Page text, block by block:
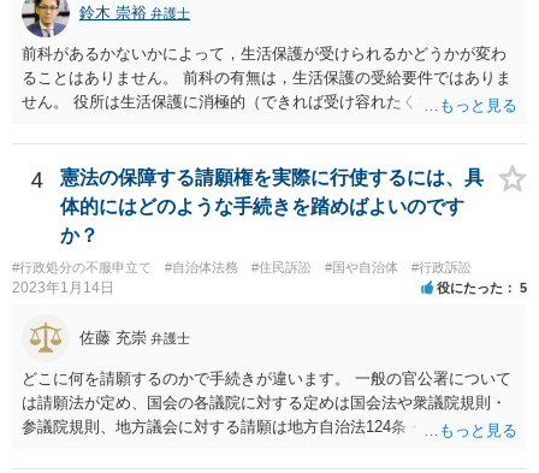
鈴木 崇裕 弁護士
前科があるかないかによって，生活保護が受けられるかどうかが変わ
ることはありません。 前科の有無は，生活保護の受給要件ではありま
せん。 役所は生活保護に消極的（できれば受け容れたくない）な姿勢
と説明しましょう。
4
憲法の保障する請願権を実際に行使するには、具
体的にはどのような手続きを踏めばよいのです
か？
#行政処分の不服申立て #自治体法務 #住民訴訟 #国や自治体 #行政訴訟
2023年1月14日 役にたった 5
佐藤 充崇 弁護士
どこに何を請願するのかで手続きが違います。 一般の官公署について
は請願法が定め、国会の各議院に対する定めは国会法や衆議院規則・
参議院規則、地方議会に対する請願は地方自治法124条・125条が定め